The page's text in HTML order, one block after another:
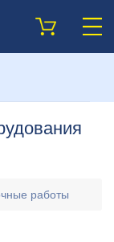
работы